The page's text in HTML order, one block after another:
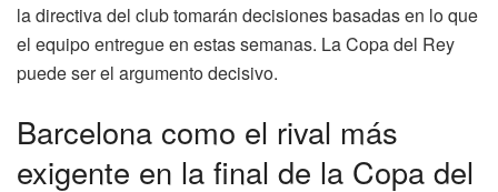
la directiva del club tomarán decisiones basadas en lo que
el equipo entregue en estas semanas. La Copa del Rey
puede ser el argumento decisivo.
Barcelona como el rival más
exigente en la final de la Copa del